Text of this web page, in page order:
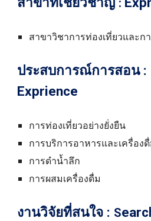
สาขาวิชาการท่องเที่ยวและก
ประสบการณ์การสอน :
Exprience
การท่องเที่ยวอย่างยั่งยืน
การบริการอาหารและเครื่อง
การดำน้ำลึก
การผสมเครื่องดื่ม
งานวิจัยที่สนใจ : S